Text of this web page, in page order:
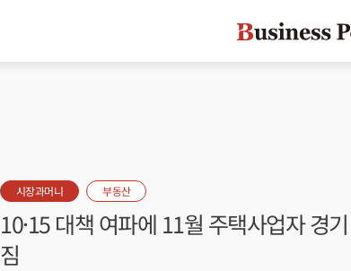
시장과머니 부동산
10·15 대책 여파에 11월 주택사업자 경
짐